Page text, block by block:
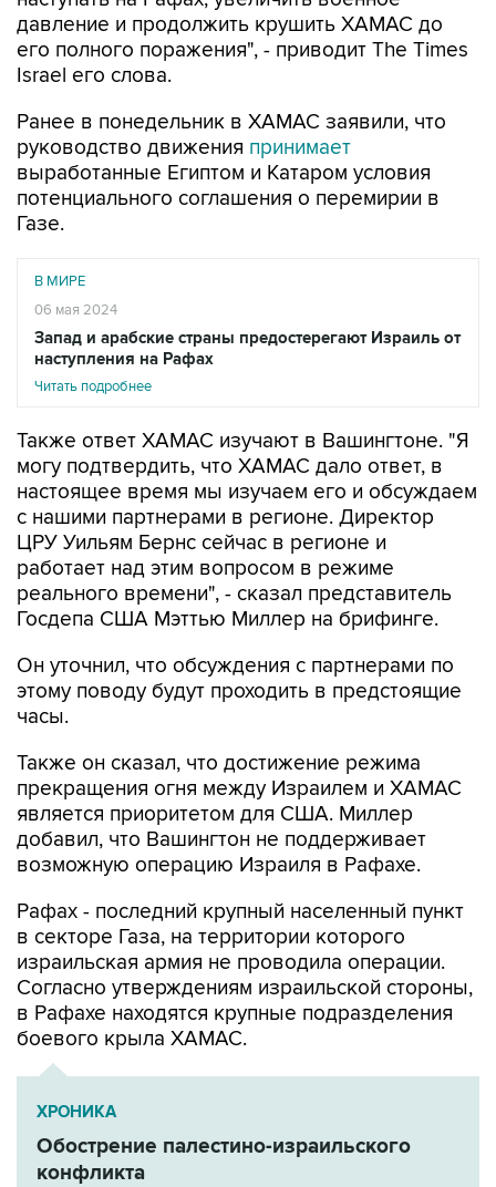
давление и продолжить крушить ХАМАС до
его полного поражения", - приводит The Times
Israel его слова.
Ранее в понедельник в ХАМАС заявили, что
руководство движения принимает
выработанные Египтом и Катаром условия
потенциального соглашения о перемирии в
Газе.
В МИРЕ
06 мая 2024
Запад и арабские страны предостерегают Израиль от
наступления на Рафах
Читать подробнее
Также ответ ХАМАС изучают в Вашингтоне. "Я
могу подтвердить, что ХАМАС дало ответ, в
настоящее время мы изучаем его и обсуждаем
с нашими партнерами в регионе. Директор
ЦРУ Уильям Бернс сейчас в регионе и
работает над этим вопросом в режиме
реального времени", - сказал представитель
Госдепа США Мэттью Миллер на брифинге.
Он уточнил, что обсуждения с партнерами по
этому поводу будут проходить в предстоящие
часы.
Также он сказал, что достижение режима
прекращения огня между Израилем и ХАМАС
является приоритетом для США. Миллер
добавил, что Вашингтон не поддерживает
возможную операцию Израиля в Рафахе.
Рафах - последний крупный населенный пункт
в секторе Газа, на территории которого
израильская армия не проводила операции.
Согласно утверждениям израильской стороны,
в Рафахе находятся крупные подразделения
боевого крыла ХАМАС.
ХРОНИКА
Обострение палестино-израильского
конфликта